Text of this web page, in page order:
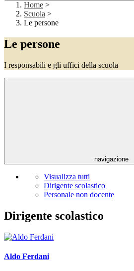
Home >
Scuola >
Le persone
Le persone
I responsabili e gli uffici della scuola
navigazione
Visualizza tutti
Dirigente scolastico
Personale non docente
Dirigente scolastico
Aldo Ferdani